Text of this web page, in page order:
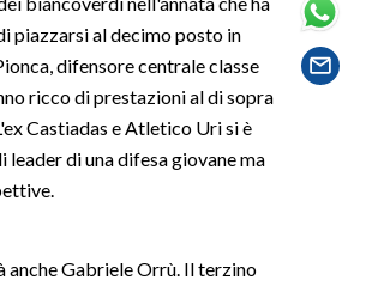
piazzarsi al decimo posto in
difensore centrale classe
ricco di prestazioni al di sopra
Castiadas e Atletico Uri si è
di una difesa giovane ma
anche Gabriele Orrù. Il terzino